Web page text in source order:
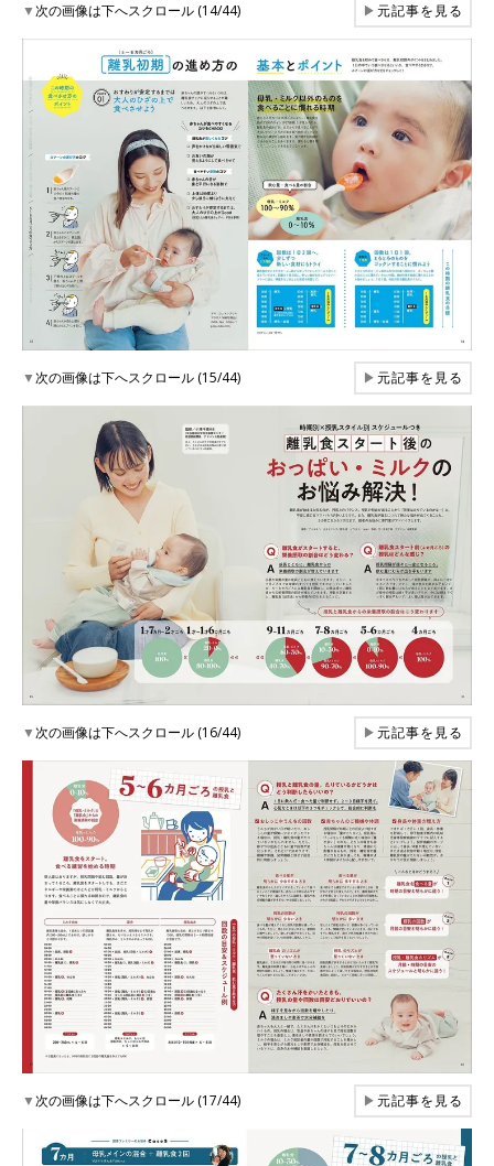
▼次の画像は下へスクロール (14/44) ▶元記事を見る
▼次の画像は下へスクロール (15/44) ▶元記事を見る
▼次の画像は下へスクロール (16/44) ▶元記事を見る
▼次の画像は下へスクロール (17/44) ▶元記事を見る